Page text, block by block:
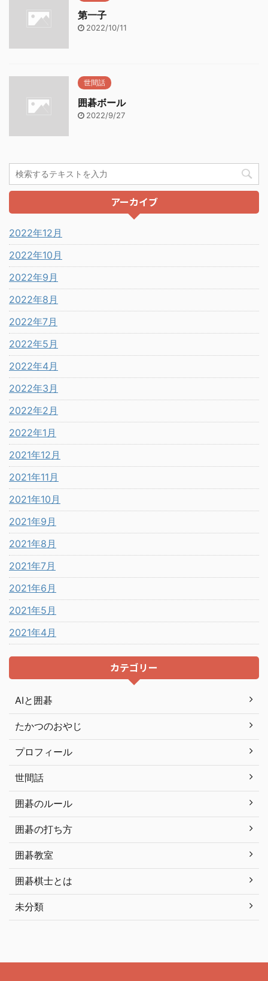
第一子
2022/10/11
世間話
囲碁ボール
2022/9/27
アーカイブ
2022年12月
2022年10月
2022年9月
2022年8月
2022年7月
2022年5月
2022年4月
2022年3月
2022年2月
2022年1月
2021年12月
2021年11月
2021年10月
2021年9月
2021年8月
2021年7月
2021年6月
2021年5月
2021年4月
カテゴリー
AIと囲碁
たかつのおやじ
プロフィール
世間話
囲碁のルール
囲碁の打ち方
囲碁教室
囲碁棋士とは
未分類